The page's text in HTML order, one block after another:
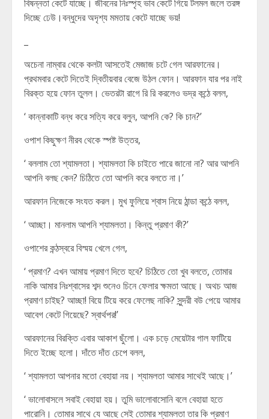
বিষন্নতা কেটে যাচ্ছে। জীবনের নিঃস্পৃহ ভাব কেটে গিয়ে টলমল জলে তরঙ্গ
দিচ্ছে ঢেউ।বন্ধুদের অদৃশ্য মমতায় কেটে যাচ্ছে ভয়!
অচেনা নাম্বার থেকে কলটা আসতেই মেজাজ চটে গেল আরফানের।
প্রথমবার কেটে দিতেই দ্বিতীয়বার বেজে উঠল ফোন। আরফান যার পর নাই
বিরক্ত হয়ে ফোন তুলল। ভেতরটা রাগে রি রি করলেও ভদ্র কন্ঠে বলল,
‘ কান্নাকাটি বন্ধ করে সত্যি করে বলুন, আপনি কে? কি চান?’
ওপাশ কিছুক্ষণ নীরব থেকে স্পষ্ট উত্তর,
‘ বললাম তো শ্যামলতা। শ্যামলতা কি চাইতে পারে জানো না? আর আপনি
আপনি বলছ কেন? চিঠিতে তো আপনি করে বলতে না।’
আরফান নিজেকে সংযত করল। মুখ ফুলিয়ে শ্বাস নিয়ে ঠান্ডা কন্ঠে বলল,
‘ আচ্ছা। মানলাম আপনি শ্যামলতা। কিন্তু প্রমাণ কী?’
ওপাশের কন্ঠস্বরে বিস্ময় খেলে গেল,
‘ প্রমাণ? এখন আমায় প্রমাণ দিতে হবে? চিঠিতে তো খুব বলতে, তোমার
নাকি আমার নিঃশ্বাসের শব্দ শুনেও চিনে ফেলার ক্ষমতা আছে। অথচ আজ
প্রমাণ চাইছ? আচ্ছা! বিয়ে টিয়ে করে ফেলেছ নাকি? সুন্দরী বউ পেয়ে আমার
আবেগ কেটে গিয়েছে? স্বার্থপর!’
আরফানের বিরক্তি এবার আকাশ ছুঁলো। এক চড়ে মেয়েটার গাল ফাটিয়ে
দিতে ইচ্ছে হলো। দাঁতে দাঁত চেপে বলল,
‘ শ্যামলতা আপনার মতো বেহায়া নয়। শ্যামলতা আমার সাথেই আছে।’
‘ ভালোবাসলে সবাই বেহায়া হয়। তুমি ভালোবাসোনি বলে বেহায়া হতে
পারোনি। তোমার সাথে যে আছে সেই তোমার শ্যামলতা তার কি প্রমাণ